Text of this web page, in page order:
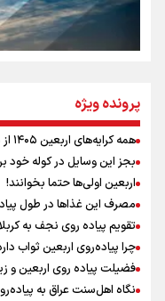
سه حسرتی
نگاه تمدنی
رابطه کارگر
زوجیت
اینفو برنا / توصیه‌هایی
پرونده ویژه
همه کرایه‌های اربعین ۱۴۰۵ از مرز تا نجف و کربلا
بجز این وسایل در کوله خود برای پیاده
اربعین اولی‌ها حتما بخوانند!
مصرف این غذاها در طول
تقویم پیاده روی نجف به کربلا اربعین ۱۴۰۵ +
چرا پیاده‌روی اربعین ثواب
فضیلت پیاده روی اربعین و
نگاه اهل‌سنت عراق به